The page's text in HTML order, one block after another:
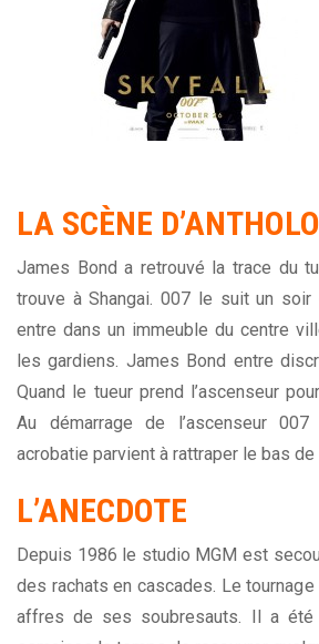
LA SCÈNE
James Bond a retrouvé la trace du
trouve à Shangai. 007 le suit un soir
entre dans un immeuble du centre
les gardiens. James Bond entre
Quand le tueur prend l’ascenseur
Au démarrage de l’ascenseur
acrobatie parvient à rattraper le bas de
L’ANECDOTE
Depuis 1986 le studio MGM est
des rachats en cascades. Le
affres de ses soubresauts. Il a été